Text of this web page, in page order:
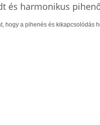
és harmonikus
hogy a pihenés és kikapcsolódás